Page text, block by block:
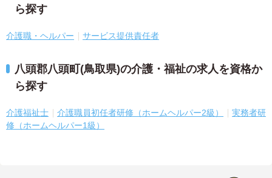
ら探す
介護職・ヘルパー サービス提供責任者
八頭郡八頭町(鳥取県)の介護・福祉の求人を資格か
ら探す
介護福祉士 介護職員初任者研修（ホームヘルパー2級）
実務者研
修（ホームヘルパー1級）